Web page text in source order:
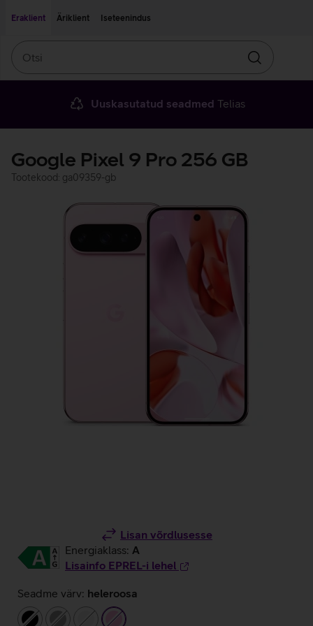
Eraklient
Äriklient Iseteenindus
Otsin
Uuskasutatud seadmed Telias
Google Pixel 9 Pro 256 GB
Tootekood: ga09359-gb
Lisan võrdlusesse
Energiaklass: A
Lisainfo EPREL-i lehel
Seadme värv: heleroosa
must
hall valgeheleroosa